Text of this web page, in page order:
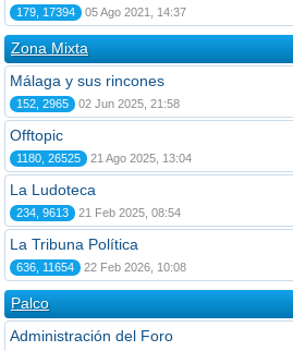
179, 17394 05 Ago 2021, 14:37
Zona Mixta
Málaga y sus rincones
152, 2965 02 Jun 2025, 21:58
Offtopic
1180, 26525 21 Ago 2025, 13:04
La Ludoteca
234, 9613 21 Feb 2025, 08:54
La Tribuna Política
636, 11654 22 Feb 2026, 10:08
Palco
Administración del Foro